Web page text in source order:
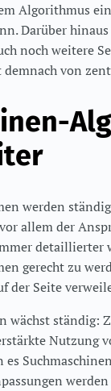
Algorithmus
Darüber
noch weitere
von
werden
allem der
detaillierter
gerecht zu
der Seite
wächst ständig:
Nutzung